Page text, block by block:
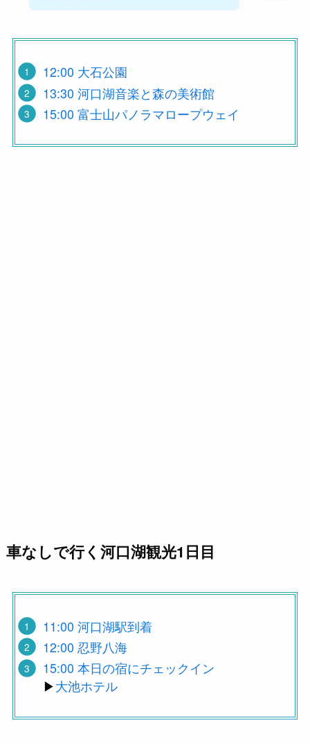
12:00 大石公園
13:30 河口湖音楽と森の美術館
15:00 富士山パノラマロープウェイ
車なしで行く河口湖観光1日目
11:00 河口湖駅到着
12:00 忍野八海
15:00 本日の宿にチェックイン
▶︎大池ホテル